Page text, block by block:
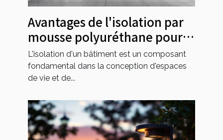
Avantages de l'isolation par
mousse polyuréthane pour
les bâtiments modernes
L'isolation d'un bâtiment est un composant
fondamental dans la conception d'espaces
de vie et de...